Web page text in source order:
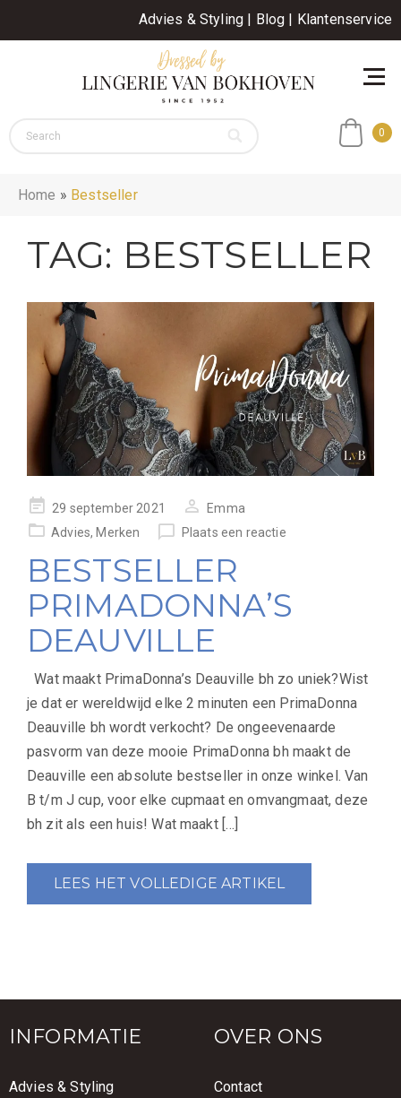
Advies & Styling | Blog | Klantenservice
0
Home » Bestseller
TAG: BESTSELLER
geplaatst
op
29 september 2021
Emma
Advies, Merken Plaats een reactie
BESTSELLER
PRIMADONNA’S
DEAUVILLE
Wat maakt PrimaDonna’s Deauville bh zo uniek?Wist
je dat er wereldwijd elke 2 minuten een PrimaDonna
Deauville bh wordt verkocht? De ongeevenaarde
pasvorm van deze mooie PrimaDonna bh maakt de
Deauville een absolute bestseller in onze winkel. Van
B t/m J cup, voor elke cupmaat en omvangmaat, deze
bh zit als een huis! Wat maakt […]
LEES HET VOLLEDIGE ARTIKEL
INFORMATIE
Advies & Styling
OVER ONS
Contact